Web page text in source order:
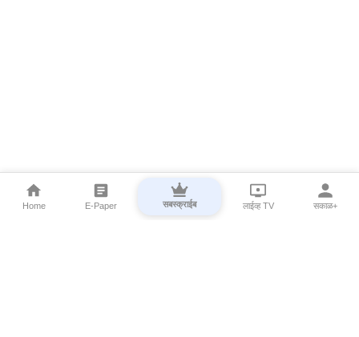
Home E-Paper सबस्क्राईब लाईव्ह TV सकाळ+